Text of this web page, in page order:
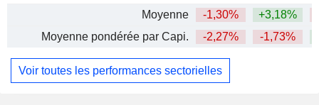
Moyenne
-1,30% +3,18%
Moyenne pondérée par Capi.
-2,27% -1,73%
Voir toutes les performances sectorielles